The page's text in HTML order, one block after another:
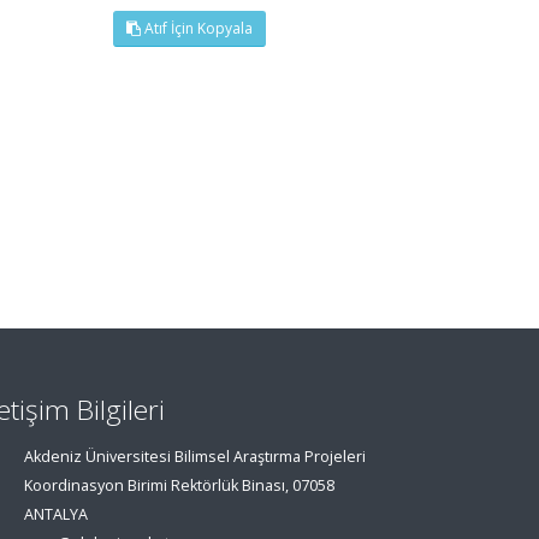
Atıf İçin Kopyala
Bilgileri
Akdeniz Üniversitesi Bilimsel Araştırma Projeleri
Koordinasyon Birimi Rektörlük Binası, 07058
ANTALYA